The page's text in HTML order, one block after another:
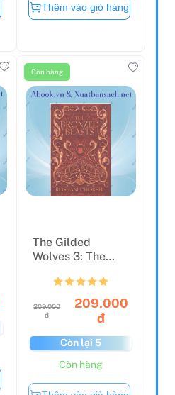
Thêm vào giỏ hàng
Còn hàng
The Gilded
Wolves 3: The
209.000
đ
209.000
đ
Còn lại 5
Còn hàng
Thêm vào giỏ hàng